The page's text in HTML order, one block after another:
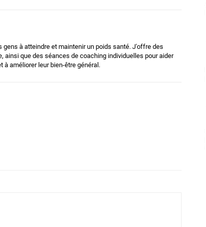
à atteindre et maintenir un poids santé. J'offre des
que des séances de coaching individuelles pour aider
améliorer leur bien-être général.